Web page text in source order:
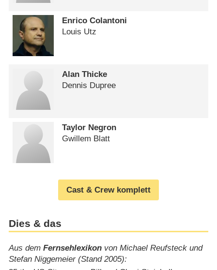
Enrico Colantoni
Louis Utz
Alan Thicke
Dennis Dupree
Taylor Negron
Gwillem Blatt
Cast & Crew komplett
Dies & das
Aus dem Fernsehlexikonvon Michael Reufsteck und
Stefan Niggemeier (Stand 2005):